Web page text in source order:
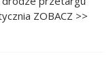
ZOBACZ >>